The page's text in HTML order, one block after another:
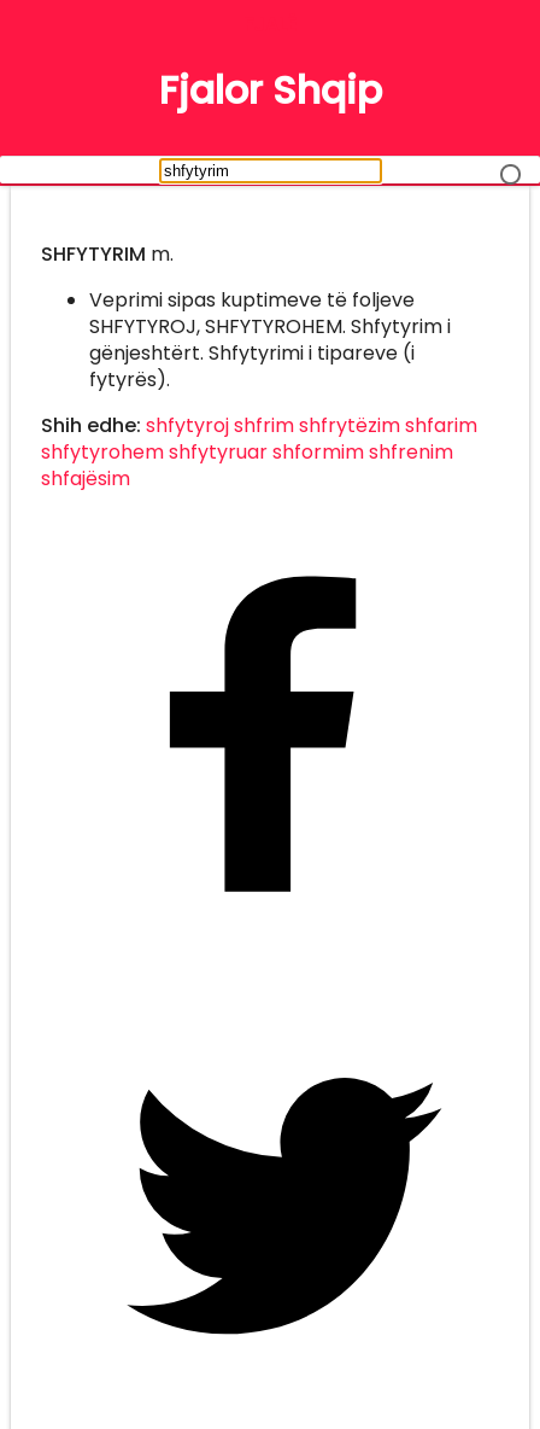
Fjalor Shqip
SHFYTYRIM m.
Veprimi sipas kuptimeve të foljeve
SHFYTYROJ, SHFYTYROHEM. Shfytyrim i
gënjeshtërt. Shfytyrimi i tipareve (i
fytyrës).
Shih edhe: shfytyrojshfrimshfrytëzimshfarim
shfytyrohemshfytyruarshformimshfrenim
shfajësim